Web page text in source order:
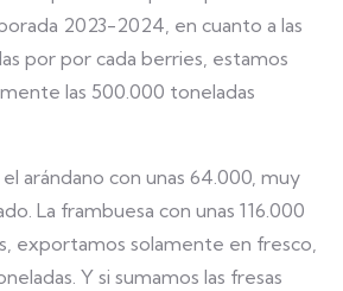
2023-2024, en cuanto a las
por por cada berries, estamos
las 500.000 toneladas
arándano con unas 64.000, muy
La frambuesa con unas 116.000
exportamos solamente en fresco,
Y si sumamos las fresas